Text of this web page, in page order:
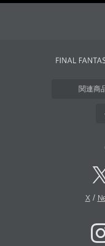
関連商
X/